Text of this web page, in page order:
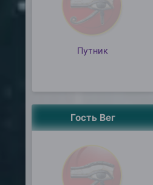
Путник
Гость Вег